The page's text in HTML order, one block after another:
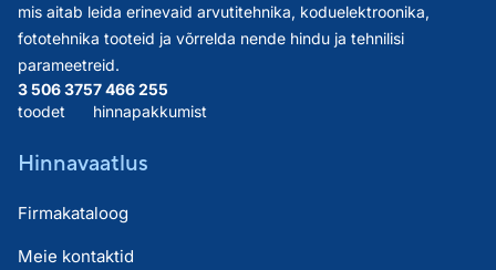
mis aitab leida erinevaid arvutitehnika, koduelektroonika,
fototehnika tooteid ja võrrelda nende hindu ja tehnilisi
parameetreid.
3 506 375
toodet
7 466 255
hinnapakkumist
Hinnavaatlus
Firmakataloog
Meie kontaktid